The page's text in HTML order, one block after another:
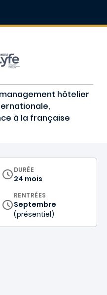
hôtelier
à la française
DURÉE
24 mois
RENTRÉES
Septembre
(présentiel)